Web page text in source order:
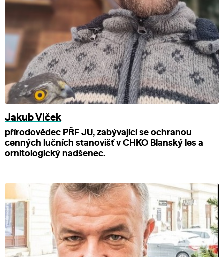
Jakub Vlček
přírodovědec PŘF JU, zabývající se ochranou
cenných lučních stanovišť v CHKO Blanský les a
ornitologický nadšenec.